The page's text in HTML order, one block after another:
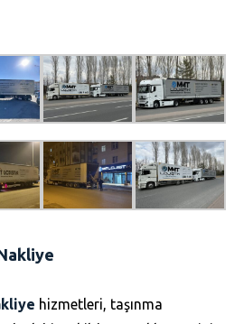
hizmetleri, taşınma